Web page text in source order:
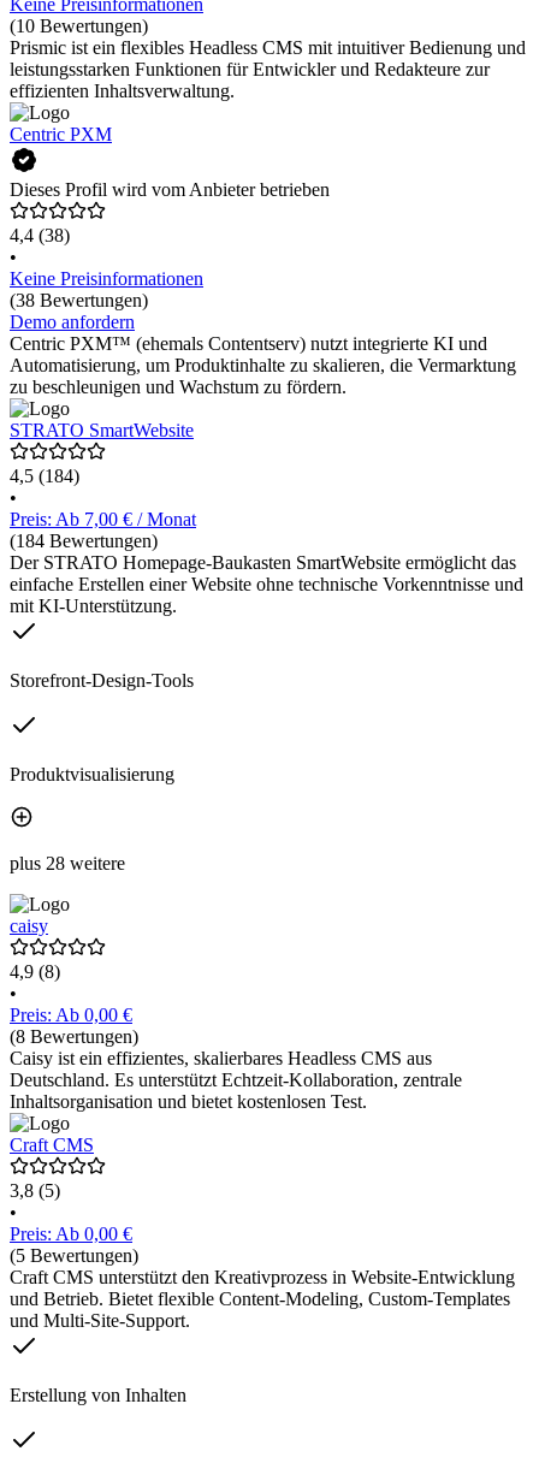
Keine Preisinformationen
(10 Bewertungen)
Prismic ist ein flexibles Headless CMS mit intuitiver Bedienung und
leistungsstarken Funktionen für Entwickler und Redakteure zur
effizienten Inhaltsverwaltung.
Centric PXM
Dieses Profil wird vom Anbieter betrieben
4,4 (38)
•
Keine Preisinformationen
(38 Bewertungen)
Demo anfordern
Centric PXM™ (ehemals Contentserv) nutzt integrierte KI und
Automatisierung, um Produktinhalte zu skalieren, die Vermarktung
zu beschleunigen und Wachstum zu fördern.
STRATO SmartWebsite
4,5 (184)
•
Preis: Ab 7,00 € / Monat
(184 Bewertungen)
Der STRATO Homepage-Baukasten SmartWebsite ermöglicht das
einfache Erstellen einer Website ohne technische Vorkenntnisse und
mit KI-Unterstützung.
Storefront-Design-Tools
Produktvisualisierung
plus 28 weitere
caisy
4,9 (8)
•
Preis: Ab 0,00 €
(8 Bewertungen)
Caisy ist ein effizientes, skalierbares Headless CMS aus
Deutschland. Es unterstützt Echtzeit-Kollaboration, zentrale
Inhaltsorganisation und bietet kostenlosen Test.
Craft CMS
3,8 (5)
•
Preis: Ab 0,00 €
(5 Bewertungen)
Craft CMS unterstützt den Kreativprozess in Website-Entwicklung
und Betrieb. Bietet flexible Content-Modeling, Custom-Templates
und Multi-Site-Support.
Erstellung von Inhalten